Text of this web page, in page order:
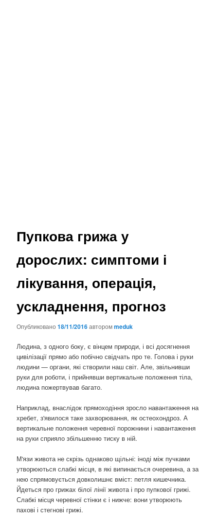
Пупкова грижа у
дорослих: симптоми і
лікування, операція,
ускладнення, прогноз
Опубликовано18/11/2016авторомmeduk
Людина, з одного боку, є вінцем природи, і всі досягнення
цивілізації прямо або побічно свідчать про те. Голова і руки
людини — органи, які створили наш світ. Але, звільнивши
руки для роботи, і прийнявши вертикальне положення тіла,
людина пожертвував багато.
Наприклад, внаслідок прямоходіння зросло навантаження на
хребет, з'явилося таке захворювання, як остеохондроз. А
вертикальне положення черевної порожнини і навантаження
на руки сприяло збільшенню тиску в ній.
М'язи живота не скрізь однаково щільні: іноді між пучками
утворюються слабкі місця, в які випинається очеревина, а за
нею спрямовується довколишнє вміст: петля кишечника.
Йдеться про грижах білої лінії живота і про пупкової грижі.
Слабкі місця черевної стінки є і нижче: вони утворюють
пахові і стегнові грижі.